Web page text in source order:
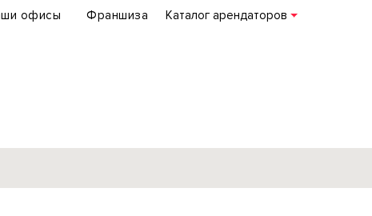
офисы Франшиза Каталог арендаторов